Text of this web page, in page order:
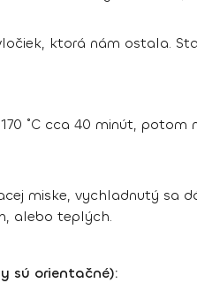
ktorá nám ostala.
˚C cca 40 minút,
miske, vychladnutý sa
alebo teplých.
sú orientačné):